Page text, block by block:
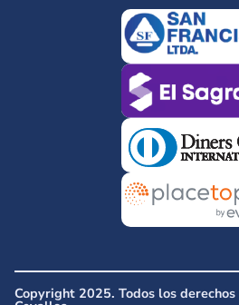
Copyright 2025. Todos los